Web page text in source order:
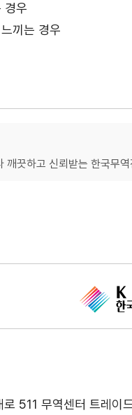
경우
끼는 경우
끗하고 신뢰받는 한국무
511 무역센터 트레이